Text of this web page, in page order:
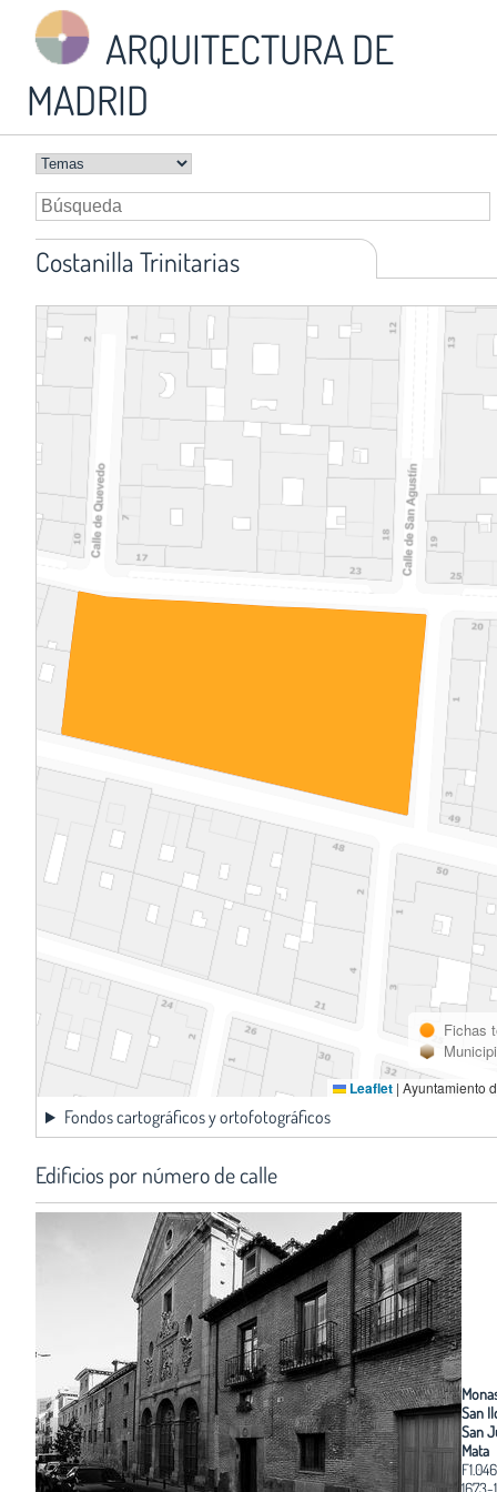
ARQUITECTURA DE
MADRID
Costanilla Trinitarias
Fichas
Leaflet | Ayuntamiento
Fondos cartográficos y ortofotográficos
Edificios por número de calle
San
San
Mata
F1.046